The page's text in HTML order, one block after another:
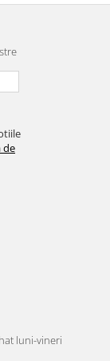
de
luni-vineri